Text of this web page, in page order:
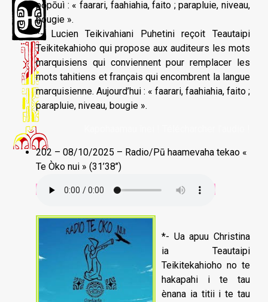
pōpōuì : « faarari, faahiahia, faito ; parapluie, niveau,
bougie ».
*- Lucien Teikivahiani Puhetini reçoit Teautaipi
Teikitekahioho qui propose aux auditeurs les mots
marquisiens qui conviennent pour remplacer les
mots tahitiens et français qui encombrent la langue
marquisienne. Aujourd’hui : « faarari, faahiahia, faito ;
parapluie, niveau, bougie ».
202 – 08/10/2025 – Radio/Pū haamevaha tekao «
Te Òko nui » (31’38’’)
*- Ua apuu Christina
ia Teautaipi
Teikitekahioho no te
hakapahi i te tau
ènana ia titii i te tau